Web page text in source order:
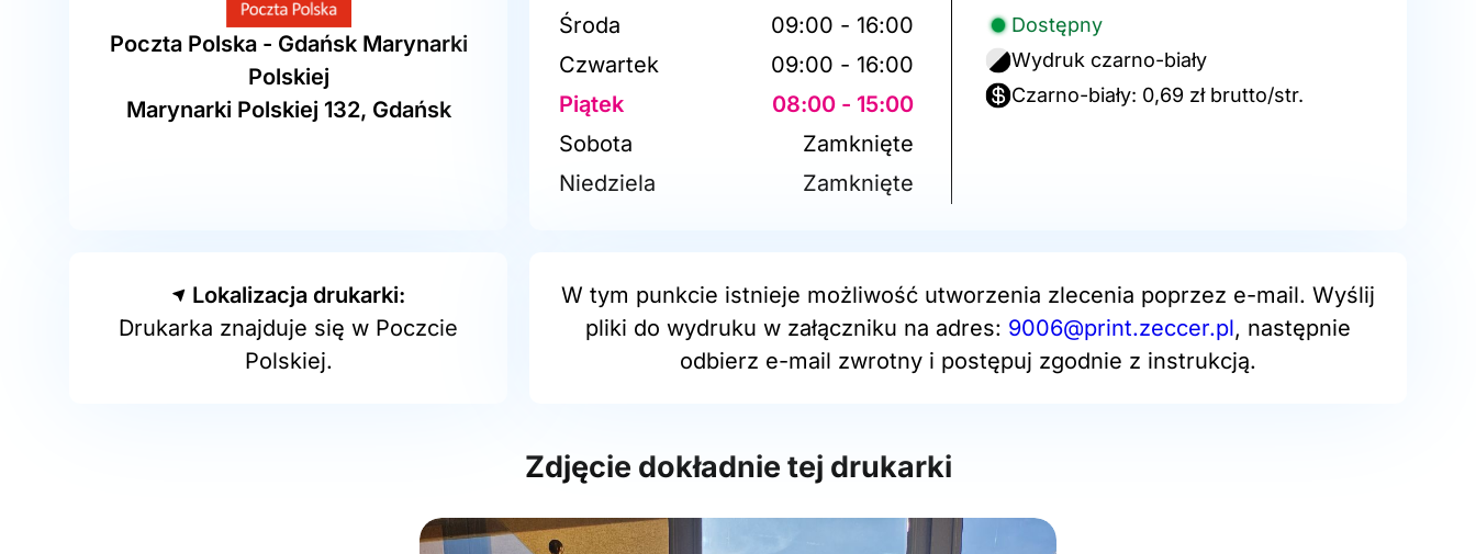
Poczta Polska - Gdańsk Marynarki
Polskiej
Marynarki Polskiej 132, Gdańsk
Środa
09:00 - 16:00
Czwartek
09:00 - 16:00
Piątek
08:00 - 15:00
Sobota
Zamknięte
Niedziela
Zamknięte
Dostępny
Wydruk czarno-biały
Czarno-biały: 0,69 zł brutto/str.
Lokalizacja drukarki:
Drukarka znajduje się w Poczcie
Polskiej.
W tym punkcie istnieje możliwość utworzenia zlecenia poprzez e-mail. Wyślij
pliki do wydruku w załączniku na adres: 9006@print.zeccer.pl, następnie
odbierz e-mail zwrotny i postępuj zgodnie z instrukcją.
Zdjęcie dokładnie tej drukarki